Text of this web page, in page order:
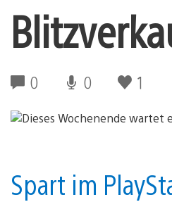
0 0 1
Spart im